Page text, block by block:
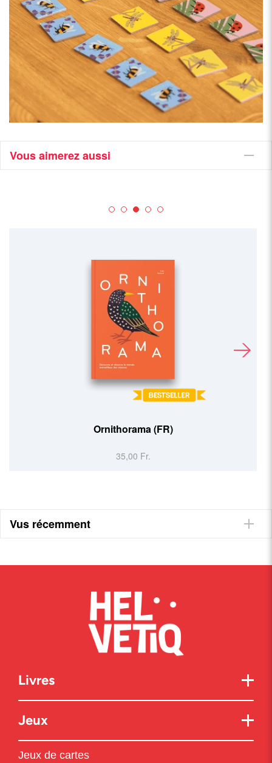
Vous aimerez aussi
Ornithorama (FR)
35,00 Fr.
Vus récemment
Livres
Jeux
Jeux de cartes